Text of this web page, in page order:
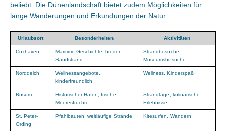
beliebt. Die Dünenlandschaft bietet zudem Möglichkeiten für
lange Wanderungen und Erkundungen der Natur.
Urlaubsort Besonderheiten Aktivitäten
Cuxhaven
Maritime Geschichte, breiter
Sandstrand
Strandbesuche,
Museumsbesuche
Norddeich
Wellnessangebote,
kinderfreundlich
Wellness, Kinderspaß
Büsum
Historischer Hafen, frische
Meeresfrüchte
Strandtage, kulinarische
Erlebnisse
St. Peter-
Ording
Pfahlbauten, weitläufige Strände Kitesurfen, Wandern